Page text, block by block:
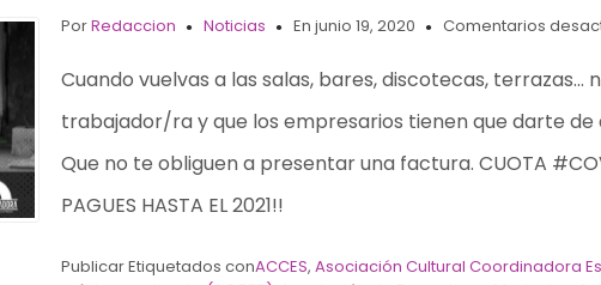
PorRedaccion Noticias En junio 19, 2020 Comentarios
Cuando vuelvas a las salas, bares, discotecas, terrazas…
trabajador/ra y que los empresarios tienen que darte de
Que no te obliguen a presentar una factura. CUOTA
PAGUES HASTA EL 2021!!
Publicar Etiquetados conACCES,Asociación Cultural Coordinadora